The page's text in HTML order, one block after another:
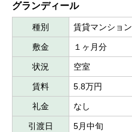
グランディール
種別 賃貸マンション
敷金 １ヶ月分
状況 空室
賃料 5.8万円
礼金 なし
引渡日 5月中旬